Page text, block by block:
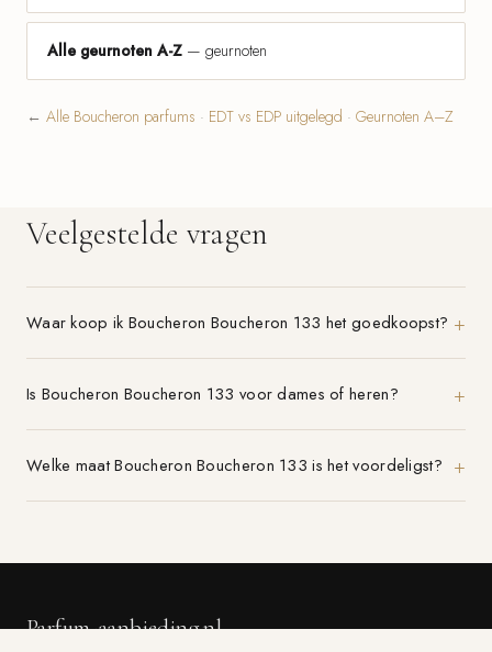
Alle geurnoten A-Z — geurnoten
← Alle Boucheron parfums · EDT vs EDP uitgelegd · Geurnoten A–Z
Veelgestelde vragen
Waar koop ik Boucheron Boucheron 133 het goedkoopst?
Is Boucheron Boucheron 133 voor dames of heren?
Welke maat Boucheron Boucheron 133 is het voordeligst?
Parfum-aanbieding.nl